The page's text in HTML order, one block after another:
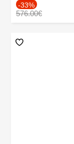
-33%
576.00€